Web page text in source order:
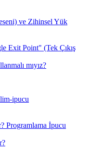
ve Zihinsel Yük
Exit Point" (Tek Çıkış
mıyız?
ipucu
Programlama İpucu